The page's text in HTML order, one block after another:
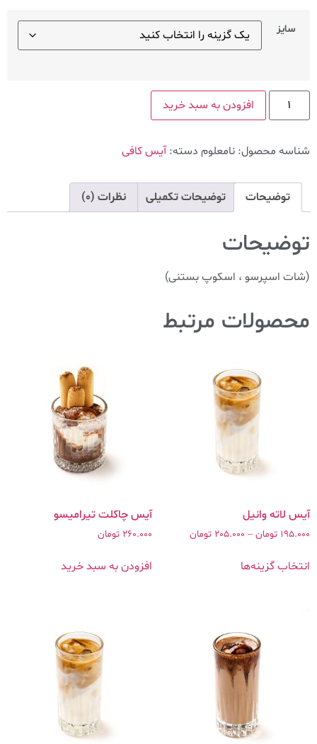
سایز
افزودن به سبد خرید
شناسه محصول: نامعلوم دسته:آیس کافی
توضیحات توضیحات تکمیلی نظرات (0)
توضیحات
(شات اسپرسو ، اسکوپ بستنی)
محصولات مرتبط
195.000 تومان –
205.000 تومان
انتخاب گزینه‌ها
آیس چاکلت تیرامیسو
260.000 تومان
افزودن به سبد خرید